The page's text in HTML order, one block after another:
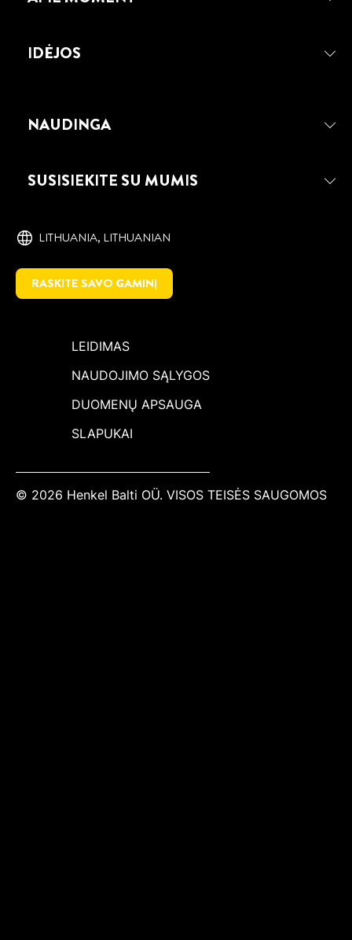
IDĖJOS
NAUDINGA
SUSISIEKITE SU MUMIS
LITHUANIA, ‎LITHUANIAN
RASKITE SAVO GAMINĮ
LEIDIMAS
NAUDOJIMO SĄLYGOS
DUOMENŲ APSAUGA
SLAPUKAI
© 2026 Henkel Balti OÜ. VISOS TEISĖS SAUGOMOS